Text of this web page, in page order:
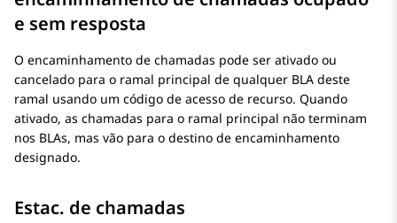
e sem resposta
O encaminhamento de chamadas pode ser ativado ou
cancelado para o ramal principal de qualquer BLA deste
ramal usando um código de acesso de recurso. Quando
ativado, as chamadas para o ramal principal não terminam
nos BLAs, mas vão para o destino de encaminhamento
designado.
Estac. de chamadas